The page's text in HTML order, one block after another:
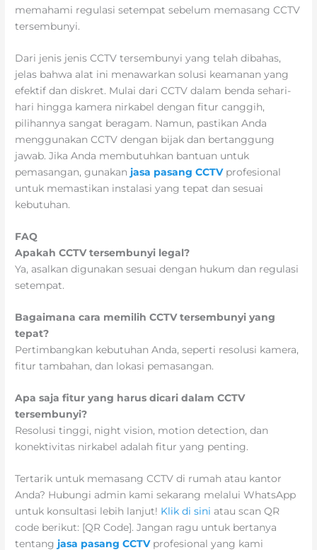
memahami regulasi setempat sebelum memasang CCTV
tersembunyi.
Dari jenis jenis CCTV tersembunyi yang telah dibahas,
jelas bahwa alat ini menawarkan solusi keamanan yang
efektif dan diskret. Mulai dari CCTV dalam benda sehari-
hari hingga kamera nirkabel dengan fitur canggih,
pilihannya sangat beragam. Namun, pastikan Anda
menggunakan CCTV dengan bijak dan bertanggung
jawab. Jika Anda membutuhkan bantuan untuk
pemasangan, gunakan jasa pasang CCTVprofesional
untuk memastikan instalasi yang tepat dan sesuai
kebutuhan.
FAQ
Apakah CCTV tersembunyi legal?
Ya, asalkan digunakan sesuai dengan hukum dan regulasi
setempat.
Bagaimana cara memilih CCTV tersembunyi yang
tepat?
Pertimbangkan kebutuhan Anda, seperti resolusi kamera,
fitur tambahan, dan lokasi pemasangan.
Apa saja fitur yang harus dicari dalam CCTV
tersembunyi?
Resolusi tinggi, night vision, motion detection, dan
konektivitas nirkabel adalah fitur yang penting.
Tertarik untuk memasang CCTV di rumah atau kantor
Anda? Hubungi admin kami sekarang melalui WhatsApp
untuk konsultasi lebih lanjut! Klik di sini atau scan QR
code berikut: [QR Code]. Jangan ragu untuk bertanya
tentang jasa pasang CCTVprofesional yang kami